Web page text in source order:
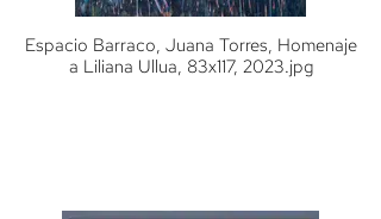
Espacio Barraco, Juana Torres, Homenaje
a Liliana Ullua, 83x117, 2023.jpg